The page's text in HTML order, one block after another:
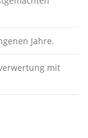
Jahre.
mit